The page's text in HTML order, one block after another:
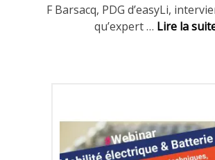
F Barsacq, PDG d’easyLi,
qu’expert… Lire la